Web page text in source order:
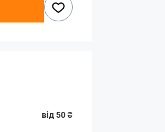
від 50 ₴